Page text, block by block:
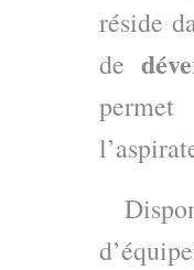
réside
de